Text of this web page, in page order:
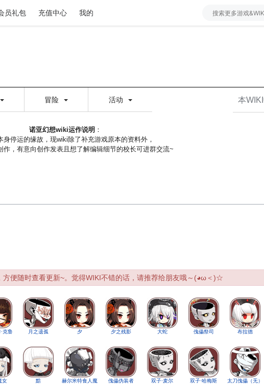
员礼包 充值中心 我的
冒险 活动
诺亚幻想wiki运作说明 ：
身停运的缘故，现wiki除了补充游戏原本的资料外，
作，有意向创作发表且想了解编辑细节的校长可进群交流~
便随时查看更新~。觉得WIKI不错的话，请推荐给朋友哦～(◕ω＜)☆
克鲁 月之遗孤 夕 夕之残影 大蛇 傀儡祭司 布拉德
女 黯 赫尔米特食人魔 傀儡伪装者 双子·麦尔 双子·哈梅斯 太刀傀儡（无）